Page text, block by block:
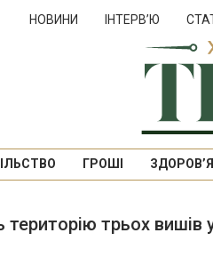
НОВИНИ ІНТЕРВ’Ю
ГРОШІ ЗДОРОВ’Я
трьох вишів